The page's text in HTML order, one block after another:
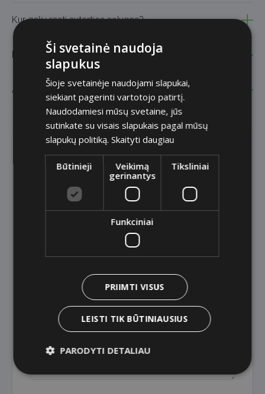
Kur galiu rasti sutarties sąlygas?
Kaip pateikti skundą ar prašymą dėl duomenų?
Ar Banknote laikosi BDAR reikalavimų?
Užduokite savo klausimą
Jūsų klausimas
Ši svetainė naudoja
slapukus
Šioje svetainėje naudojami slapukai,
siekiant pagerinti vartotojo patirtį.
Naudodamiesi mūsų svetaine, jūs
sutinkate su visais slapukais pagal mūsų
slapukų politiką.Skaityti daugiau
Būtinieji
Veikimą
gerinantys
Tiksliniai
Funkciniai
PRIIMTI VISUS
LEISTI TIK BŪTINIAUSIUS
PARODYTI DETALIAU